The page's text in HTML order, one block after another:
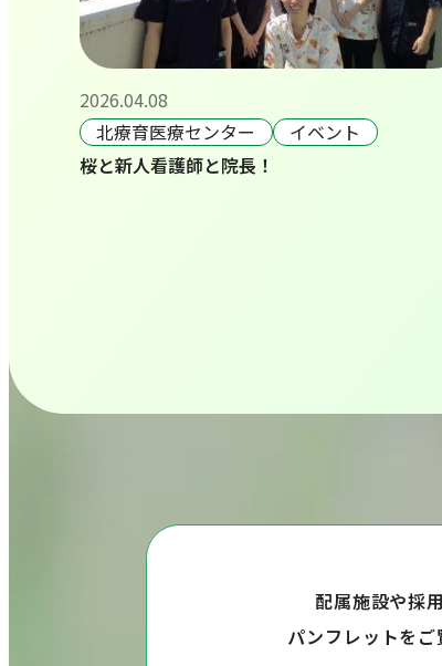
2026.04.08
北療育医療センター
イベント
桜と新人看護師と院長！
配属施設や採
パンフレットをご